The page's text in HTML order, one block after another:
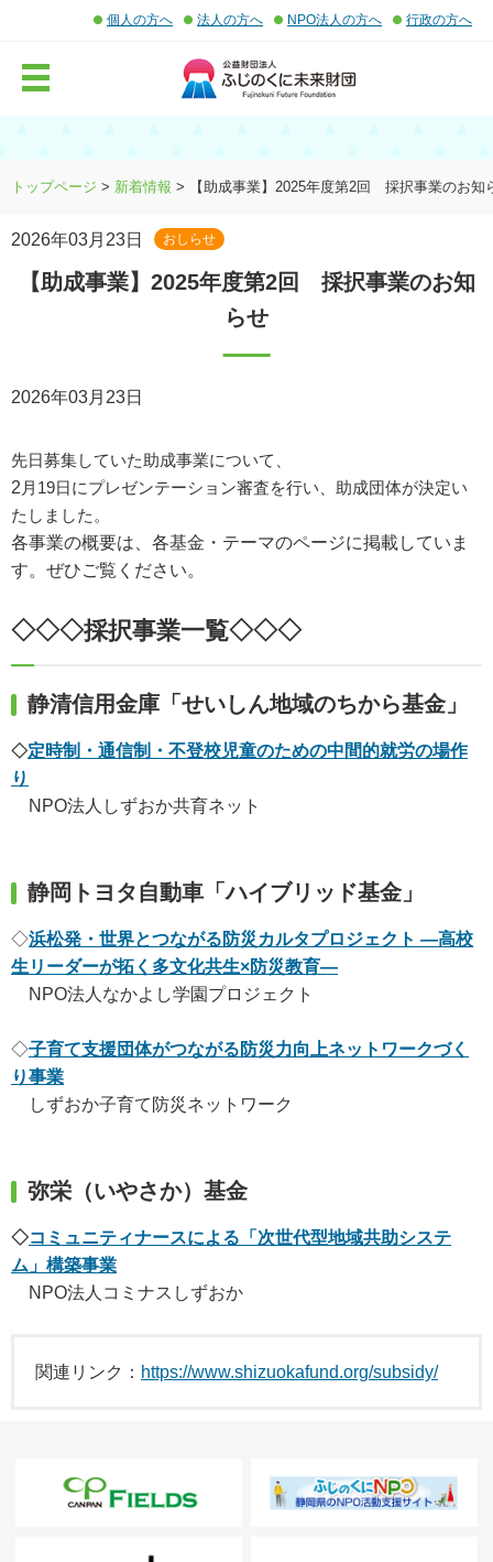
個人の方へ 法人の方へ NPO法人の方へ 行政の方へ
トップページ > 新着情報 > 【助成事業】2025年度第2回 採択事業のお知
2026年03月23日 おしらせ
【助成事業】2025年度第2回 採択事業のお知
らせ
2026年03月23日
先日募集していた助成事業について、
2 月19日にプレゼンテーション審査を行い、助成団体が決定い
たしました。
各事業の概要は、各基金・テーマのページに掲載していま
す。ぜひご覧ください。
◇◇◇採択事業一覧◇◇◇
静清信用金庫 「せいしん地域のちから基金」
◇定時制・通信制・不登校児童のための中間的就労の場作
り
NPO法人しずおか共育ネット
静岡トヨタ自動車「ハイブリッド基金」
◇浜松発・世界とつながる防災カルタプロジェクト ―高校
生リーダーが拓く多文化共生×防災教育―
NPO法人なかよし学園プロジェクト
◇子育て支援団体がつながる防災力向上ネットワークづく
り事業
しずおか子育て防災ネットワーク
弥栄（いやさか）基金
◇コミュニティナースによる「次世代型地域共助システ
ム」構築事業
NPO法人コミナスしずおか
関連リンク： https://www.shizuokafund.org/subsidy/